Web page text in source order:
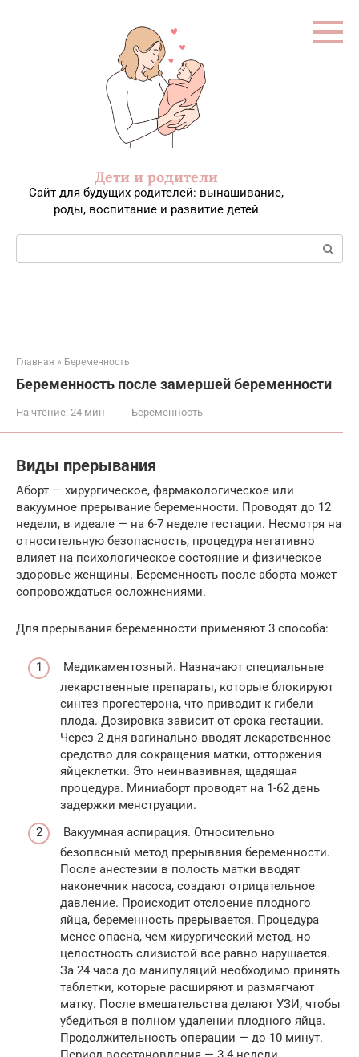
Дети и родители
Сайт для будущих родителей: вынашивание,
роды, воспитание и развитие детей
Поиск:
Главная » Беременность
Беременность после замершей беременности
На чтение: 24 мин Беременность
Виды прерывания
Аборт — хирургическое, фармакологическое или
вакуумное прерывание беременности. Проводят до 12
недели, в идеале — на 6-7 неделе гестации. Несмотря на
относительную безопасность, процедура негативно
влияет на психологическое состояние и физическое
здоровье женщины. Беременность после аборта может
сопровождаться осложнениями.
Для прерывания беременности применяют 3 способа:
Медикаментозный. Назначают специальные
лекарственные препараты, которые блокируют
синтез прогестерона, что приводит к гибели
плода. Дозировка зависит от срока гестации.
Через 2 дня вагинально вводят лекарственное
средство для сокращения матки, отторжения
яйцеклетки. Это неинвазивная, щадящая
процедура. Миниаборт проводят на 1-62 день
задержки менструации.
Вакуумная аспирация. Относительно
безопасный метод прерывания беременности.
После анестезии в полость матки вводят
наконечник насоса, создают отрицательное
давление. Происходит отслоение плодного
яйца, беременность прерывается. Процедура
менее опасна, чем хирургический метод, но
целостность слизистой все равно нарушается.
За 24 часа до манипуляций необходимо принять
таблетки, которые расширяют и размягчают
матку. После вмешательства делают УЗИ, чтобы
убедиться в полном удалении плодного яйца.
Продолжительность операции — до 10 минут.